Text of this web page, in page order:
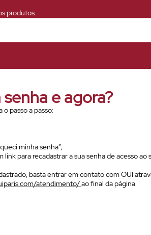
produtos.
e agora?
passo a passo:
minha senha”;
para recadastrar a sua senha de acesso ao
basta entrar em contato com OUI
atendimento/ao final da página.